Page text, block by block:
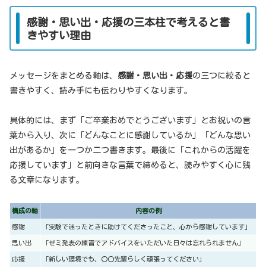
感謝・思い出・応援の三本柱で考えると書
きやすい理由
メッセージをまとめる軸は、 感謝・思い出・応援の三つに絞ると
書きやすく、読み手にも伝わりやすくなります。
具体的には、まず「ご卒業おめでとうございます」とお祝いの言
葉から入り、次に「どんなことに感謝しているか」「どんな思い
出があるか」を一つか二つ書きます。最後に「これからの活躍を
応援しています」と前向きな言葉で締めると、読みやすく心に残
る文章になります。
構成の軸 内容の例
感謝 「実験で迷ったときに助けてくださったこと、心から感謝しています」
思い出 「ゼミ発表の練習でアドバイスをいただいた日々は忘れられません」
応援 「新しい環境でも、〇〇先輩らしく頑張ってください」